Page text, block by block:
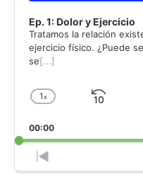
Ep. 1: Dolor y Ejercicio
Tratamos la relación
ejercicio físico. ¿Puede
se[...]
Change
Rate
1x
Skip
00:00
Previous
Episode